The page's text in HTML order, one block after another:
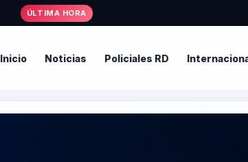
ÚLTIMA HORA
Inicio Noticias Policiales RD